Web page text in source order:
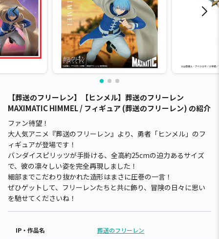
【葬送のフリーレン】【ヒンメル】葬送のフリーレン
MAXIMATIC HIMMEL / フィギュア (葬送のフリーレン) の紹介
ファン待望！
大人気アニメ『葬送のフリーレン』より、勇者「ヒンメル」のフ
ィギュアが登場です！
バンダイスピリッツが手掛ける、全高約25cmの迫力あるサイズ
で、彼の凛々しい姿を完全再現しました！
細部までこだわり抜かれた造形はまさに圧巻の一言！
ぜひゲットして、フリーレンたちと共に飾り、冒険の日々に思い
を馳せてくださいね！
IP・作品名 葬送のフリーレン